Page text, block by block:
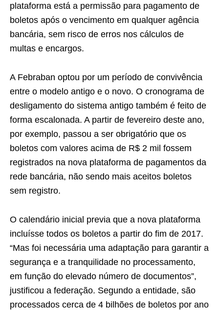
plataforma está a permissão para pagamento de
boletos após o vencimento em qualquer agência
bancária, sem risco de erros nos cálculos de
multas e encargos.
A Febraban optou por um período de convivência
entre o modelo antigo e o novo. O cronograma de
desligamento do sistema antigo também é feito de
forma escalonada. A partir de fevereiro deste ano,
por exemplo, passou a ser obrigatório que os
boletos com valores acima de R$ 2 mil fossem
registrados na nova plataforma de pagamentos da
rede bancária, não sendo mais aceitos boletos
sem registro.
O calendário inicial previa que a nova plataforma
incluísse todos os boletos a partir do fim de 2017.
“Mas foi necessária uma adaptação para garantir a
segurança e a tranquilidade no processamento,
em função do elevado número de documentos”,
justificou a federação. Segundo a entidade, são
processados cerca de 4 bilhões de boletos por ano